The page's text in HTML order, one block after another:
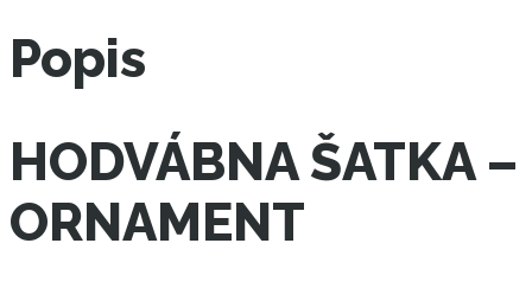
Popis
HODVÁBNA ŠATKA –
ORNAMENT